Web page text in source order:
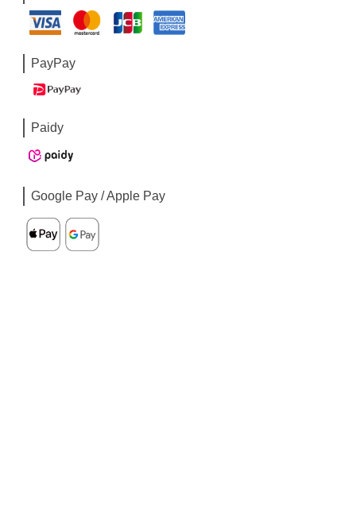
PayPay
Paidy
Google Pay / Apple Pay